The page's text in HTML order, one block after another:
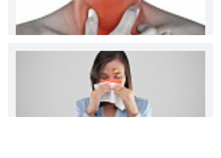
Диета 7 стол при заболеваниях почек (острый и
Ларингит: все о ларингите и его лечении. Как
спасти свой голос.